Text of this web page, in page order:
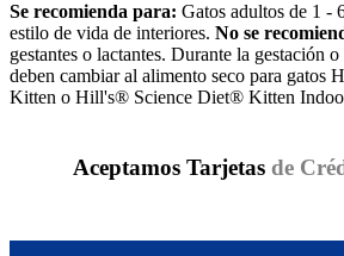
Se recomienda para: Gatos adultos de 1 -
estilo de vida de interiores. No se
gestantes o lactantes. Durante la gestación
deben cambiar al alimento seco para gatos
Kitten o Hill's® Science Diet® Kitten
Aceptamos Tarjetas de